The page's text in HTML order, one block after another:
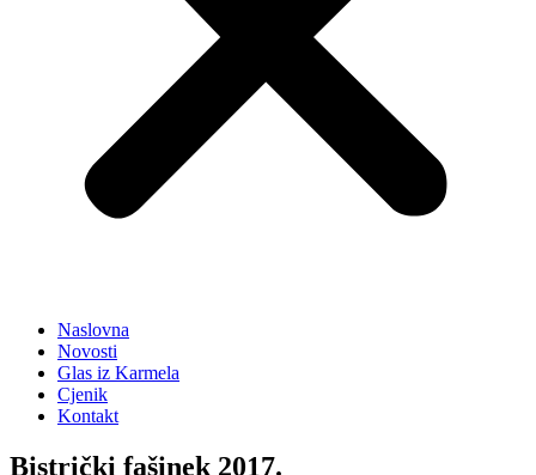
Naslovna
Novosti
Glas iz Karmela
Cjenik
Kontakt
Bistrički fašinek 2017.